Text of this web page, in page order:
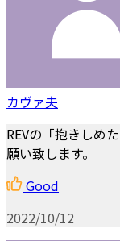
カヴァ夫
REVの「抱きしめ
願い致します。
Good
2022/10/12